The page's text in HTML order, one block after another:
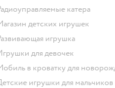
Радиоуправляемые катера
Магазин детских игрушек
Развивающая игрушка
Игрушки для девочек
Мобиль в кроватку для
Детские игрушки для мальчиков